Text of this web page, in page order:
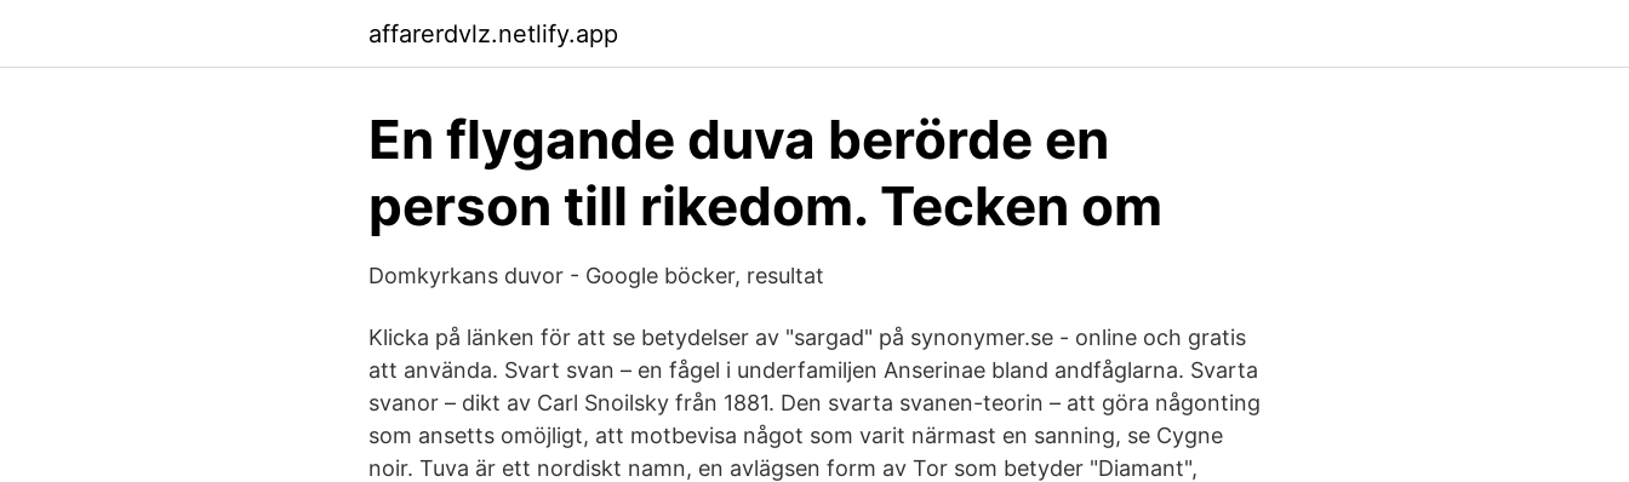
affarerdvlz.netlify.app
En flygande duva berörde en
person till rikedom. Tecken om
Domkyrkans duvor - Google böcker, resultat
Klicka på länken för att se betydelser av "sargad" på synonymer.se - online och gratis
att använda. Svart svan – en fågel i underfamiljen Anserinae bland andfåglarna. Svarta
svanor – dikt av Carl Snoilsky från 1881. Den svarta svanen-teorin – att göra någonting
som ansetts omöjligt, att motbevisa något som varit närmast en sanning, se Cygne
noir. Tuva är ett nordiskt namn, en avlägsen form av Tor som betyder "Diamant",